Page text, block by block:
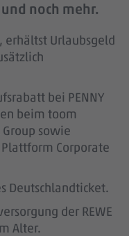
noch mehr.
erhältst Urlaubsgeld
bei PENNY
beim toom
Group sowie
Corporate
Deutschlandticket.
der REWE
Alter.